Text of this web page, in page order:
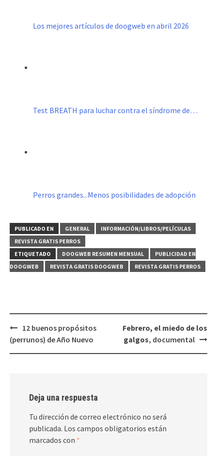
Los mejores artículos de doogweb en abril 2026
Test BREATH para luchar contra el síndrome de…
Perros grandes...Menos posibilidades de adopción
PUBLICADO EN GENERAL
INFORMACIÓN/LIBROS/PELÍCULAS
REVISTA GRATIS PERROS
ETIQUETADO
DOOGWEB RESUMEN MENSUAL
PUBLICIDAD EN
DOOGWEB
REVISTA GRATIS DOOGWEB REVISTA GRATIS PERROS
Navegación
de
entradas
12 buenos propósitos
(perrunos) de Año Nuevo
Febrero, el miedo de los
galgos, documental
Deja una respuesta
Tu dirección de correo electrónico no será
publicada. Los campos obligatorios están
marcados con *